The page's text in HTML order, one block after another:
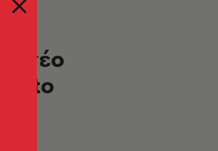
νέο
to